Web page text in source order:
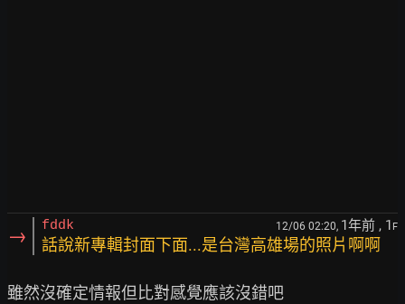
→ fddk 12/06 02:20, 1年前 , 1 F
話說新專輯封面下面...是台灣高雄場的照片啊啊
雖然沒確定情報但比對感覺應該沒錯吧